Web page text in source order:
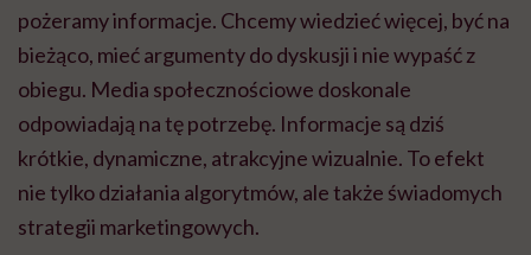
pożeramy informacje. Chcemy wiedzieć więcej, być na
bieżąco, mieć argumenty do dyskusji i nie wypaść z
obiegu. Media społecznościowe doskonale
odpowiadają na tę potrzebę. Informacje są dziś
krótkie, dynamiczne, atrakcyjne wizualnie. To efekt
nie tylko działania algorytmów, ale także świadomych
strategii marketingowych.